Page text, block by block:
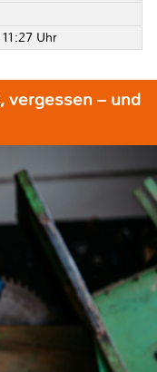
Uhr
vergessen – und